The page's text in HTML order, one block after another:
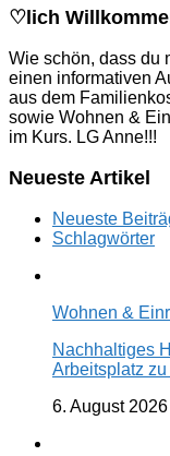
♡lich
Wie schön, dass du
einen informativen
aus dem
sowie Wohnen &
im Kurs. LG Anne!!!
Neueste Artikel
Neueste
Schlagwörter
Wohnen &
Nachhaltiges
Arbeitsplatz
6. August 2026